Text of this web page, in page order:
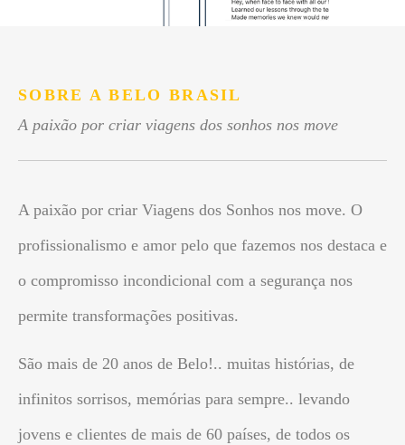
SOBRE A BELO BRASIL
A paixão por criar viagens dos sonhos nos move
A paixão por criar Viagens dos Sonhos nos move. O
profissionalismo e amor pelo que fazemos nos destaca e
o compromisso incondicional com a segurança nos
permite transformações positivas.
São mais de 20 anos de Belo!.. muitas histórias, de
infinitos sorrisos, memórias para sempre.. levando
jovens e clientes de mais de 60 países, de todos os